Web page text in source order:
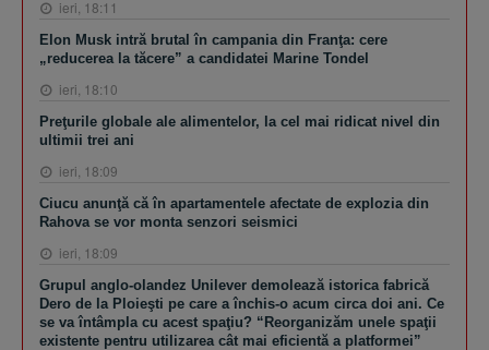
ieri, 18:11
Elon Musk intră brutal în campania din Franţa: cere
„reducerea la tăcere” a candidatei Marine Tondel
ieri, 18:10
Preţurile globale ale alimentelor, la cel mai ridicat nivel din
ultimii trei ani
ieri, 18:09
Ciucu anunţă că în apartamentele afectate de explozia din
Rahova se vor monta senzori seismici
ieri, 18:09
Grupul anglo-olandez Unilever demolează istorica fabrică
Dero de la Ploieşti pe care a închis-o acum circa doi ani. Ce
se va întâmpla cu acest spaţiu? “Reorganizăm unele spaţii
existente pentru utilizarea cât mai eficientă a platformei”